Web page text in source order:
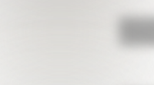
Buenos